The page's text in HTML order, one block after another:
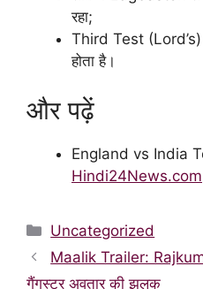
रहा;
Third Test (Lord’s)
होता है।
और पढ़ें
England vs India
Hindi24News.com
Categories
Uncategorized
Maalik Trailer:
गैंगस्टर अवतार की झलक